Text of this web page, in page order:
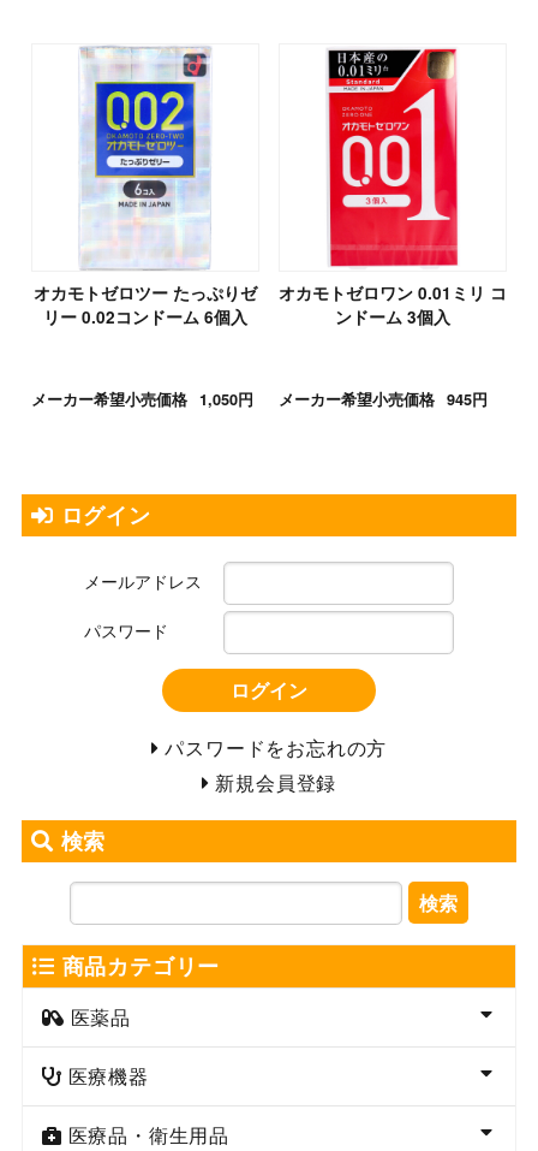
オカモトゼロツー たっぷりゼ
リー 0.02コンドーム 6個入
メーカー希望小売価格 1,050円
オカモトゼロワン 0.01ミリ コ
ンドーム 3個入
メーカー希望小売価格 945円
ログイン
メールアドレス
パスワード
ログイン
パスワードをお忘れの方
新規会員登録
検索
検索
商品カテゴリー
医薬品
医療機器
医療品・衛生用品